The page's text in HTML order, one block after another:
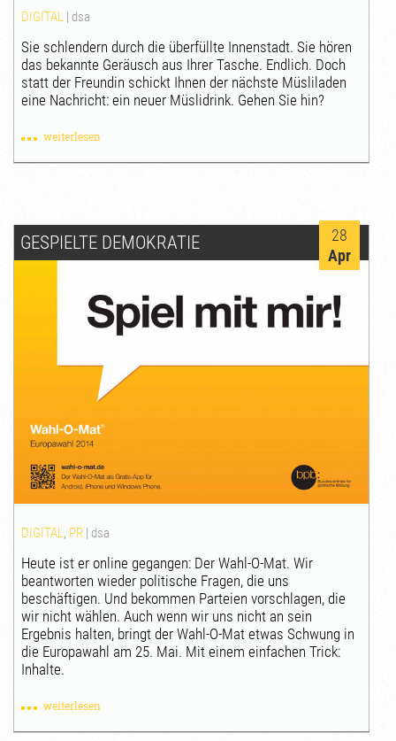
DIGITAL | dsa
Sie schlendern durch die überfüllte Innenstadt. Sie hören
das bekannte Geräusch aus Ihrer Tasche. Endlich. Doch
statt der Freundin schickt Ihnen der nächste Müsliladen
eine Nachricht: ein neuer Müslidrink. Gehen Sie hin?
weiterlesen
GESPIELTE DEMOKRATIE
28
Apr
DIGITAL, PR | dsa
Heute ist er online gegangen: Der Wahl-O-Mat. Wir
beantworten wieder politische Fragen, die uns
beschäftigen. Und bekommen Parteien vorschlagen, die
wir nicht wählen. Auch wenn wir uns nicht an sein
Ergebnis halten, bringt der Wahl-O-Mat etwas Schwung in
die Europawahl am 25. Mai. Mit einem einfachen Trick:
Inhalte.
weiterlesen